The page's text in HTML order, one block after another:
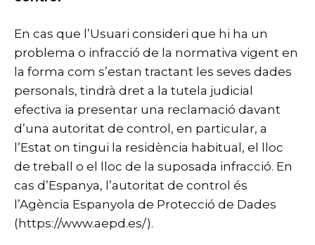
En cas que l’Usuari consideri que hi ha un
problema o infracció de la normativa vigent en
la forma com s’estan tractant les seves dades
personals, tindrà dret a la tutela judicial
efectiva ia presentar una reclamació davant
d’una autoritat de control, en particular, a
l’Estat on tingui la residència habitual, el lloc
de treball o el lloc de la suposada infracció. En
cas d’Espanya, l’autoritat de control és
l’Agència Espanyola de Protecció de Dades
( https://www.aepd.es/).